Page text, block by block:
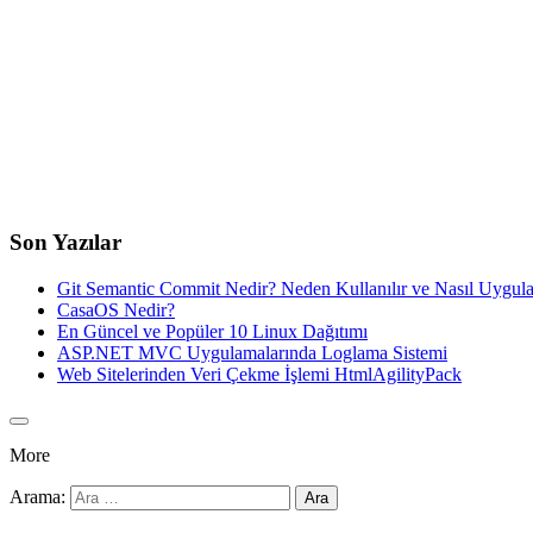
Son Yazılar
Git Semantic Commit Nedir? Neden Kullanılır ve Nasıl
CasaOS Nedir?
En Güncel ve Popüler 10 Linux Dağıtımı
ASP.NET MVC Uygulamalarında Loglama Sistemi
Web Sitelerinden Veri Çekme İşlemi HtmlAgilityPack
More
Arama: